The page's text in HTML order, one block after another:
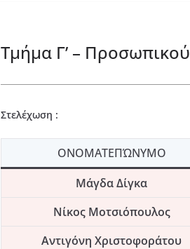
Τμήμα Γ’ – Προσωπικού
Στελέχωση :
ΟΝΟΜΑΤΕΠΏΝΥΜΟ
Μάγδα Δίγκα
Νίκος Μοτσιόπουλος
Αντιγόνη Χριστοφοράτου